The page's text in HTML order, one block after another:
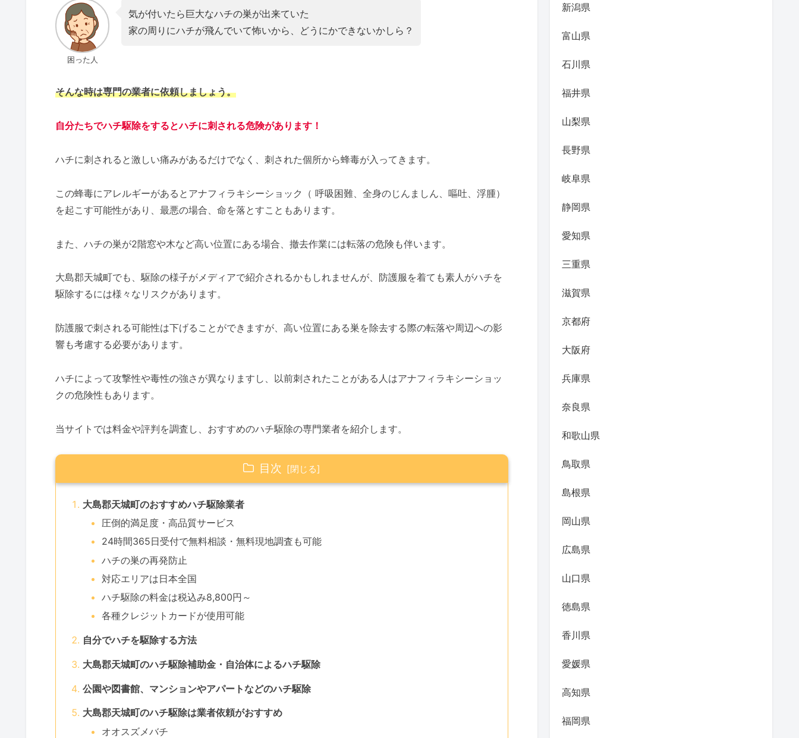
困った人
気が付いたら巨大なハチの巣が出来ていた
家の周りにハチが飛んでいて怖いから、どうにかできないかしら？
そんな時は専門の業者に依頼しましょう。
自分たちでハチ駆除をするとハチに刺される危険があります！
ハチに刺されると激しい痛みがあるだけでなく、刺された個所から蜂毒が入ってきます。
この蜂毒にアレルギーがあるとアナフィラキシーショック（ 呼吸困難、全身のじんましん、嘔吐、浮腫）
を起こす可能性があり、最悪の場合、命を落とすこともあります。
また、ハチの巣が2階窓や木など高い位置にある場合、撤去作業には転落の危険も伴います。
大島郡天城町でも、駆除の様子がメディアで紹介されるかもしれませんが、防護服を着ても素人がハチを
駆除するには様々なリスクがあります。
防護服で刺される可能性は下げることができますが、高い位置にある巣を除去する際の転落や周辺への影
響も考慮する必要があります。
ハチによって攻撃性や毒性の強さが異なりますし、以前刺されたことがある人はアナフィラキシーショッ
クの危険性もあります。
当サイトでは料金や評判を調査し、おすすめのハチ駆除の専門業者を紹介します。
目次
大島郡天城町のおすすめハチ駆除業者
圧倒的満足度・高品質サービス
24時間365日受付で無料相談・無料現地調査も可能
ハチの巣の再発防止
対応エリアは日本全国
ハチ駆除の料金は税込み8,800円～
各種クレジットカードが使用可能
自分でハチを駆除する方法
大島郡天城町のハチ駆除補助金・自治体によるハチ駆除
公園や図書館、マンションやアパートなどのハチ駆除
大島郡天城町のハチ駆除は業者依頼がおすすめ
オオスズメバチ
新潟県
富山県
石川県
福井県
山梨県
長野県
岐阜県
静岡県
愛知県
三重県
滋賀県
京都府
大阪府
兵庫県
奈良県
和歌山県
鳥取県
島根県
岡山県
広島県
山口県
徳島県
香川県
愛媛県
高知県
福岡県